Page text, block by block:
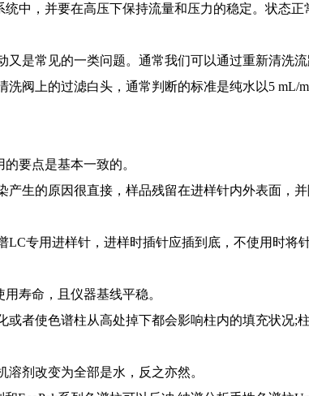
，并要在高压下保持流量和压力的稳定。状态正
常见的一类问题。通常我们可以通过重新清洗流
上的过滤白头，通常判断的标准是纯水以5 mL/
要点是基本一致的。
生的原因很直接，样品残留在进样针内外表面，
专用进样针，进样时插针应插到底，不使用时将
寿命，且仪器基线平稳。
使色谱柱从高处掉下都会影响柱内的填充状况;
剂改变为全部是水，反之亦然。